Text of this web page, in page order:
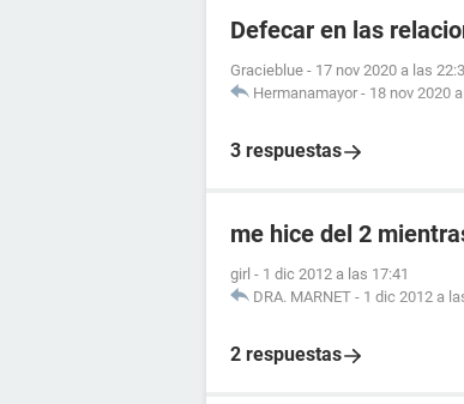
Defecar en las
Gracieblue - 17 nov 2020 a las
Hermanamayor - 18 nov 2020
3 respuestas
me hice del 2
girl - 1 dic 2012 a las 17:41
DRA. MARNET - 1 dic 2012 a
2 respuestas